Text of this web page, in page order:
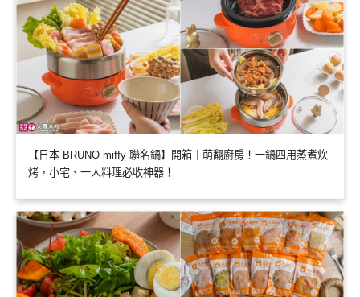
【日本 BRUNO miffy 聯名鍋】開箱｜萌翻廚房！一鍋四用蒸煮炊
烤，小宅、一人料理必收神器！